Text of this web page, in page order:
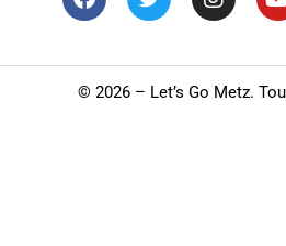
© 2026 – Let’s Go Metz.